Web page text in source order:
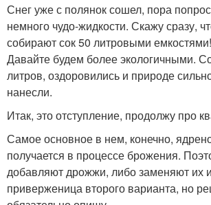
Снег уже с полянок сошел, пора
немного чудо-жидкости. Скажу сразу,
собирают сок 50 литровыми
Давайте будем более экологичными.
литров, оздоровились и природе
нанесли.
Итак, это отступление, продолжу про
Самое основное в нем, конечно,
получается в процессе брожения.
добавляют дрожжи, либо заменяют их
приверженица второго варианта, но